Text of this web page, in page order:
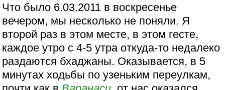
Что было 6.03.2011 в воскресенье
вечером, мы несколько не поняли. Я
второй раз в этом месте, в этом гесте,
каждое утро с 4-5 утра откуда-то недалеко
раздаются бхаджаны. Оказывается, в 5
минутах ходьбы по узеньким переулкам,